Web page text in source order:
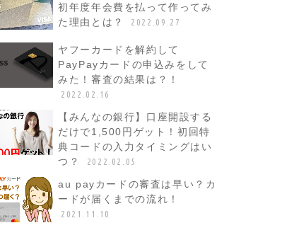
初年度年会費を払って作ってみ
た理由とは？
2022.09.27
ヤフーカードを解約して
PayPayカードの申込みをして
みた！審査の結果は？！
2022.02.16
【みんなの銀行】口座開設する
だけで1,500円ゲット！初回特
典コードの入力タイミングはい
つ？
2022.02.05
au payカードの審査は早い？カ
ードが届くまでの流れ！
2021.11.10